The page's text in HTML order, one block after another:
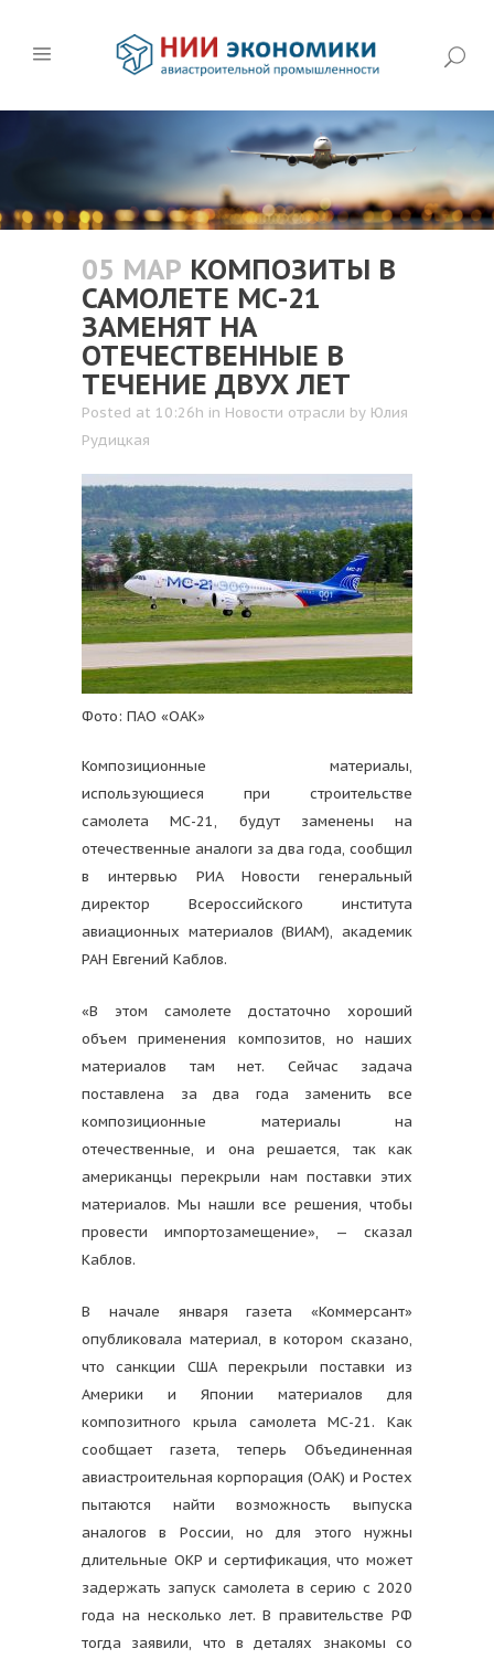
05 МАР КОМПОЗИТЫ В
САМОЛЕТЕ МС-21
ЗАМЕНЯТ НА
ОТЕЧЕСТВЕННЫЕ В
ТЕЧЕНИЕ ДВУХ ЛЕТ
Posted at 10:26h in Новости отрасли by Юлия
Рудицкая
Фото: ПАО «ОАК»
Композиционные материалы,
использующиеся при строительстве
самолета МС-21, будут заменены на
отечественные аналоги за два года, сообщил
в интервью РИА Новости генеральный
директор Всероссийского института
авиационных материалов (ВИАМ), академик
РАН Евгений Каблов.
«В этом самолете достаточно хороший
объем применения композитов, но наших
материалов там нет. Сейчас задача
поставлена за два года заменить все
композиционные материалы на
отечественные, и она решается, так как
американцы перекрыли нам поставки этих
материалов. Мы нашли все решения, чтобы
провести импортозамещение», — сказал
Каблов.
В начале января газета «Коммерсант»
опубликовала материал, в котором сказано,
что санкции США перекрыли поставки из
Америки и Японии материалов для
композитного крыла самолета МС-21. Как
сообщает газета, теперь Объединенная
авиастроительная корпорация (ОАК) и Ростех
пытаются найти возможность выпуска
аналогов в России, но для этого нужны
длительные ОКР и сертификация, что может
задержать запуск самолета в серию с 2020
года на несколько лет. В правительстве РФ
тогда заявили, что в деталях знакомы со